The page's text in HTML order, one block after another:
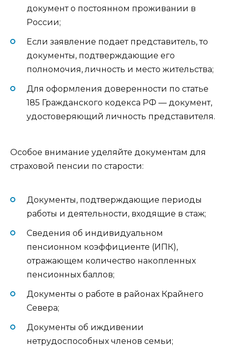
документ о постоянном проживании в
России;
Если заявление подает представитель, то
документы, подтверждающие его
полномочия, личность и место жительства;
Для оформления доверенности по статье
185 Гражданского кодекса РФ — документ,
удостоверяющий личность представителя.
Особое внимание уделяйте документам для
страховой пенсии по старости:
Документы, подтверждающие периоды
работы и деятельности, входящие в стаж;
Сведения об индивидуальном
пенсионном коэффициенте (ИПК),
отражающем количество накопленных
пенсионных баллов;
Документы о работе в районах Крайнего
Севера;
Документы об иждивении
нетрудоспособных членов семьи;